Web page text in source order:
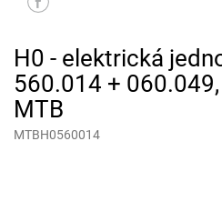
H0 - elektrická
560.014 +
MTB
MTBH0560014